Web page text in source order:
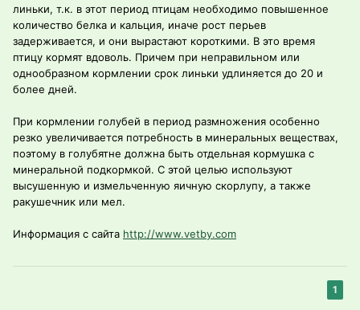
линьки, т.к. в этот период птицам необходимо повышенное
количество белка и кальция, иначе рост перьев
задерживается, и они вырастают короткими. В это время
птицу кормят вдоволь. Причем при неправильном или
однообразном кормлении срок линьки удлиняется до 20 и
более дней.
При кормлении голубей в период размножения особенно
резко увеличивается потребность в минеральных веществах,
поэтому в голубятне должна быть отдельная кормушка с
минеральной подкормкой. С этой целью используют
высушенную и измельченную яичную скорлупу, а также
ракушечник или мел.
Информация с сайта http://www.vetby.com
1